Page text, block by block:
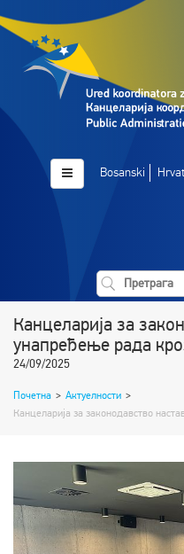
Bosanski
Канцеларија за
унапређење рада
24/09/2025
Почетна > Актуелности >
Канцеларија за законодавство